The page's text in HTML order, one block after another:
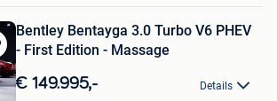
Bentley Bentayga 3.0 Turbo V6 PHEV
- First Edition - Massage
€ 149.995,- Details